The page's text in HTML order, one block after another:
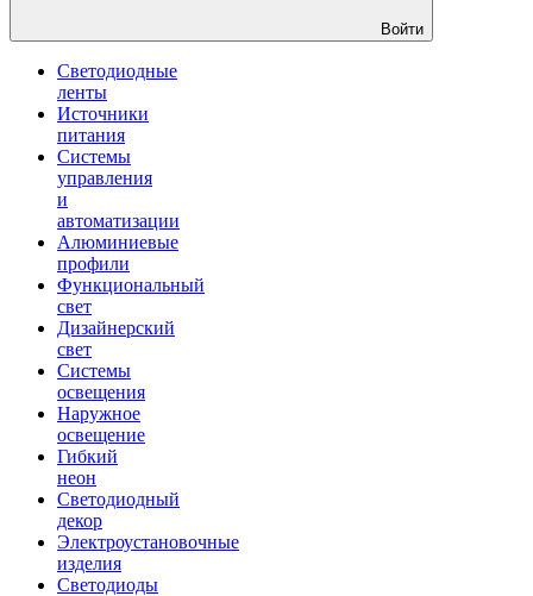
Войти
Светодиодные
ленты
Источники
питания
Системы
управления
и
автоматизации
Алюминиевые
профили
Функциональный
свет
Дизайнерский
свет
Системы
освещения
Наружное
освещение
Гибкий
неон
Светодиодный
декор
Электроустановочные
изделия
Светодиоды